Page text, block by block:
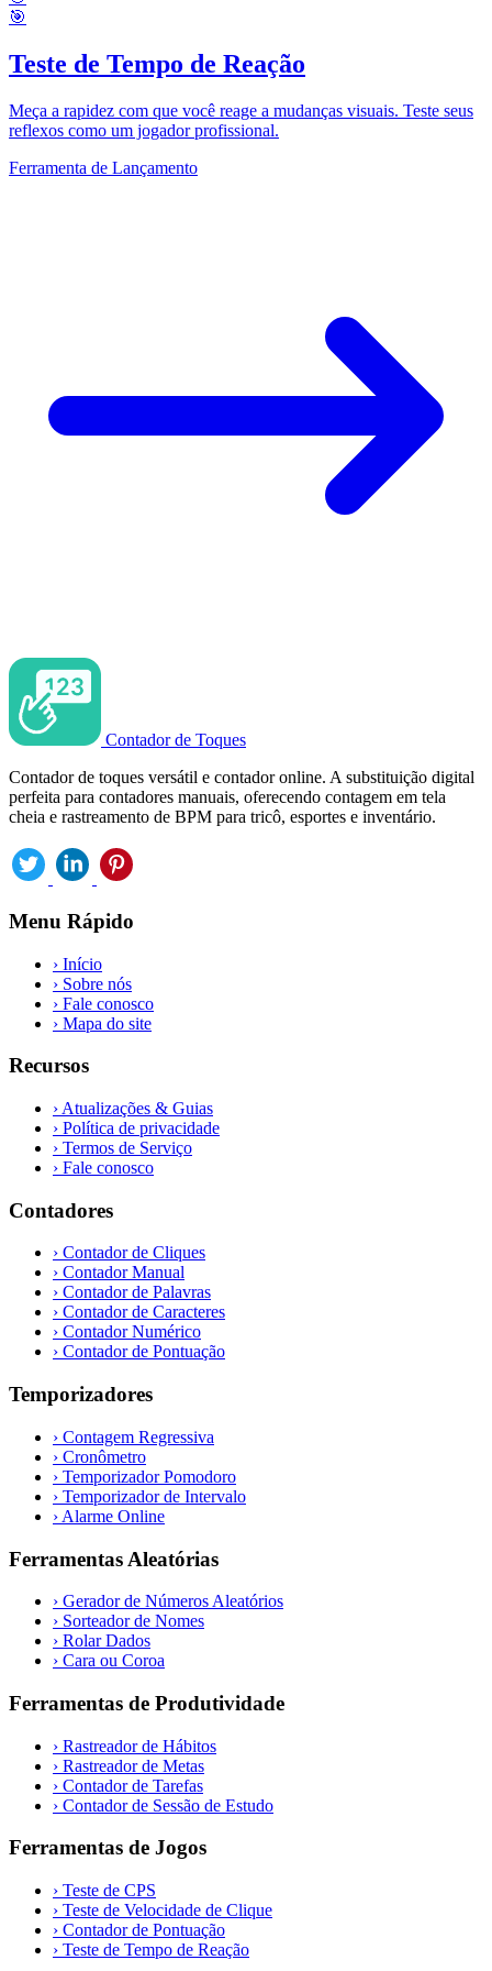
🎯
Teste de Tempo de Reação
Meça a rapidez com que você reage a mudanças visuais. Teste seus
reflexos como um jogador profissional.
Ferramenta de Lançamento
Contador de Toques
Contador de toques versátil e contador online. A substituição digital
perfeita para contadores manuais, oferecendo contagem em tela
cheia e rastreamento de BPM para tricô, esportes e inventário.
Menu Rápido
› Início
› Sobre nós
› Fale conosco
› Mapa do site
Recursos
› Atualizações & Guias
› Política de privacidade
› Termos de Serviço
› Fale conosco
Contadores
› Contador de Cliques
› Contador Manual
› Contador de Palavras
› Contador de Caracteres
› Contador Numérico
› Contador de Pontuação
Temporizadores
› Contagem Regressiva
› Cronômetro
› Temporizador Pomodoro
› Temporizador de Intervalo
› Alarme Online
Ferramentas Aleatórias
› Gerador de Números Aleatórios
› Sorteador de Nomes
› Rolar Dados
› Cara ou Coroa
Ferramentas de Produtividade
› Rastreador de Hábitos
› Rastreador de Metas
› Contador de Tarefas
› Contador de Sessão de Estudo
Ferramentas de Jogos
› Teste de CPS
› Teste de Velocidade de Clique
› Contador de Pontuação
› Teste de Tempo de Reação